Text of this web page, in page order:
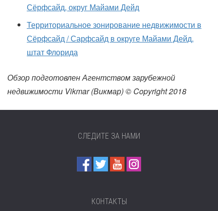
Сёрфсайд, округ Майами Дейд
Территориальное зонирование недвижимости в
Сёрфсайд / Сарфсайд в округе Майами Дейд,
штат Флорида
Обзор подготовлен Агентством зарубежной
недвижимости Vikmar (Викмар) © Copyright 2018
СЛЕДИТЕ ЗА НАМИ
КОНТАКТЫ